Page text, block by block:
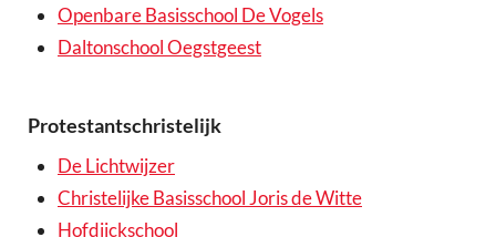
Openbare Basisschool De Vogels
Daltonschool Oegstgeest
Protestantschristelijk
De Lichtwijzer
Christelijke Basisschool Joris de Witte
Hofdijckschool